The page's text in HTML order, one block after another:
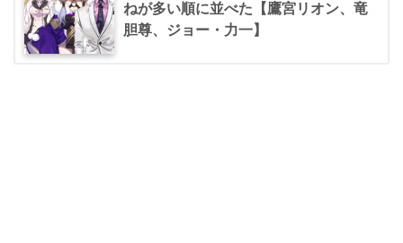
ねが多い順に並べた【鷹宮リオン、竜
胆尊、ジョー・力一】